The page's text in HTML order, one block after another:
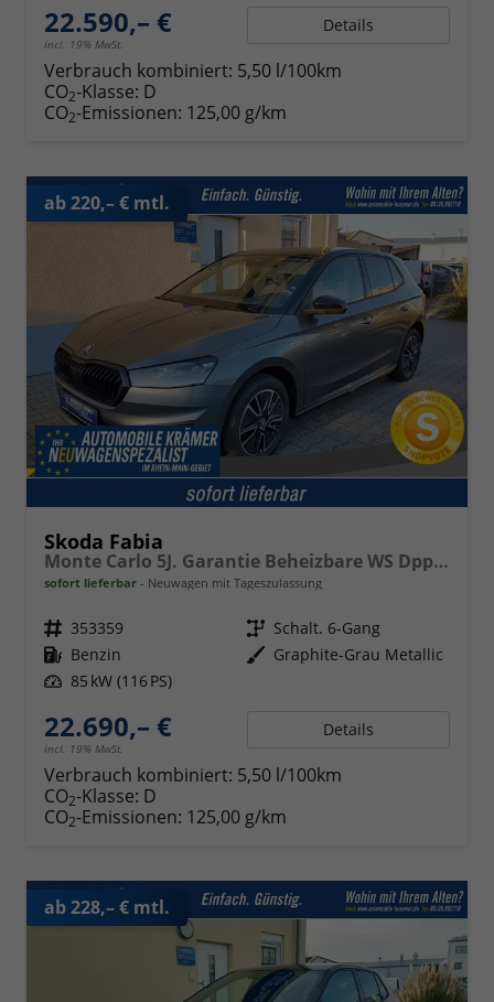
22.590,– €
incl. 19% MwSt.
Details
Verbrauch kombiniert: 5,50 l/100km
CO2-Klasse: D
CO2-Emissionen: 125,00 g/km
ab 220,– € mtl.
Skoda Fabia
Monte Carlo 5J. Garantie Beheizbare WS Dppelter Kofferraumboden Klimaauto 16 Zoll LM Bi-LED Kamera Kessy
sofort lieferbar Neuwagen mit Tageszulassung
Fahrzeugnr. 353359 Getriebe Schalt. 6-Gang
Kraftstoff Benzin Außenfarbe Graphite-Grau Metallic
Leistung 85 kW (116 PS)
22.690,– €
incl. 19% MwSt.
Details
Verbrauch kombiniert: 5,50 l/100km
CO2-Klasse: D
CO2-Emissionen: 125,00 g/km
ab 228,– € mtl.